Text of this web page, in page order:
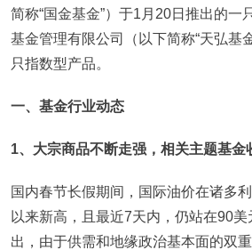
简称“国金基金”）于1月20日推出的一
基金管理有限公司（以下简称“天弘基
只指数型产品。
一、基金行业动态
1、大宗商品不断走强，相关主题基金
国内春节长假期间，国际油价在诸多
以来新高，且最近7天内，仍站在90
出，由于供需和地缘政治基本面的双